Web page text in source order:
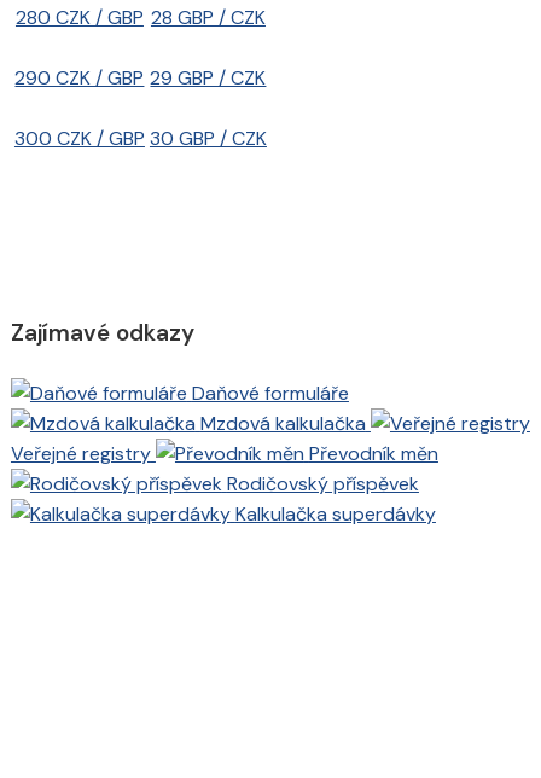
280 CZK / GBP
290 CZK / GBP
300 CZK / GBP
28 GBP / CZK
29 GBP / CZK
30 GBP / CZK
Zajímavé odkazy
Daňové formuláře
Mzdová kalkulačka
Veřejné registry
Převodník měn
Rodičovský příspěvek
Kalkulačka superdávky